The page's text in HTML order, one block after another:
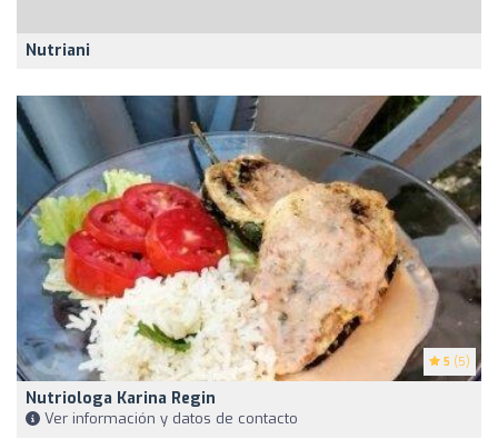
Nutriani
5 (5)
Nutriologa Karina Regin
Ver información y datos de contacto